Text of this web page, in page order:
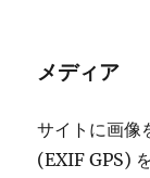
メディア
サイトに画像
(EXIF GPS)